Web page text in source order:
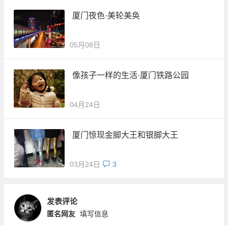
厦门夜色·美轮美奂
05月08日
像孩子一样的生活·厦门铁路公园
04月24日
厦门惊现金脚大王和银脚大王
03月24日 3
发表评论
匿名网友 填写信息